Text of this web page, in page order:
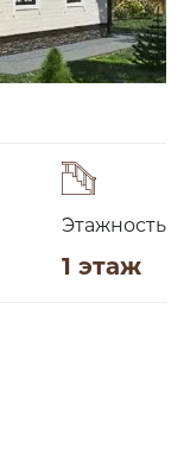
Этажность
1 этаж